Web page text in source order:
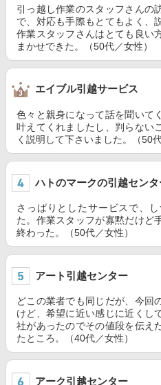
引っ越し作業のスタッフさんの
で、対応も手際もとてもよく、
作業スタッフさんはとても良い
まかせできた。（50代／女性）
エイブル引越サービス
色々と親身になって話を聞いて
叶えてくれましたし、判らない
く説明して下さいました。（50代
ハトのマークの引越センタ
さっぱりとしたサービスで、
た。作業スタッフが寡黙だけど
終わった。（50代／女性）
アート引越センター
どこの業者でも同じだが、今回
けど、希望に近い感じに近くし
社があったのでその値段を伝え
たところ。（40代／女性）
アーク引越センター